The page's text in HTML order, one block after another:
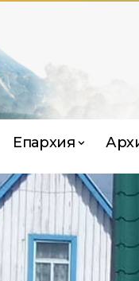
Епархия